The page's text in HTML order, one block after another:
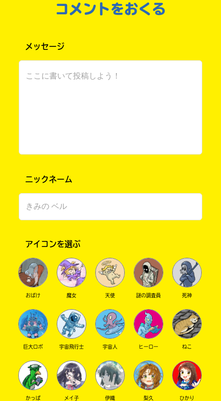
Loading ...
お伝えしていた通り、夏休み期間中のあーだこ
ーだへの投稿は、更新することができません。
た投稿してくれるとうれしいです。
今、編集部の体制的に、更新作業がすこし手い
らもキミノマチをいい形で続けていくために
も、みんなで協力していこうね☆
歴史ゴーストバスターズ⑩いよいよ発売！
みんなお待ちかねの歴バス10巻、ためし読みも
んなの熱気がこっちまで伝わってくるよ～！！
また読んだら感想聞かせてね！
2025.08.26 人気 !! わかる
楽しんでいこー！！
【おねがい】みんな、カフェあーだこーだにた
くさんの投稿ありがとう！ みんながキミノマ
チで交流してくれること、編集部もとてもうれ
コメントをおくる
メッセージ
ニックネーム
アイコンを選ぶ
おばけ 魔女 天使 謎の調査員 死神
巨大ロボ 宇宙飛行士 宇宙人 ヒーロー ねこ
かっぱ メイ子 伊織 梨久 ひかり
内
ラ
ー